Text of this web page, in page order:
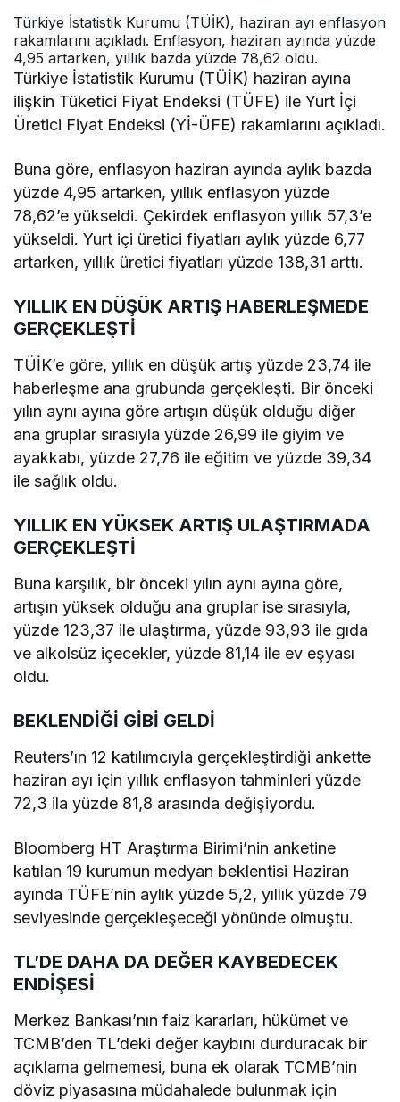
Türkiye İstatistik Kurumu (TÜİK), haziran ayı enflasyon
rakamlarını açıkladı. Enflasyon, haziran ayında yüzde
4,95 artarken, yıllık bazda yüzde 78,62 oldu.
Türkiye İstatistik Kurumu (TÜİK) haziran ayına
ilişkin Tüketici Fiyat Endeksi (TÜFE) ile Yurt İçi
Üretici Fiyat Endeksi (Yİ-ÜFE) rakamlarını açıkladı.
Buna göre, enflasyon haziran ayında aylık bazda
yüzde 4,95 artarken, yıllık enflasyon yüzde
78,62’e yükseldi. Çekirdek enflasyon yıllık 57,3’e
yükseldi. Yurt içi üretici fiyatları aylık yüzde 6,77
artarken, yıllık üretici fiyatları yüzde 138,31 arttı.
YILLIK EN DÜŞÜK ARTIŞ HABERLEŞMEDE
GERÇEKLEŞTİ
TÜİK’e göre, yıllık en düşük artış yüzde 23,74 ile
haberleşme ana grubunda gerçekleşti. Bir önceki
yılın aynı ayına göre artışın düşük olduğu diğer
ana gruplar sırasıyla yüzde 26,99 ile giyim ve
ayakkabı, yüzde 27,76 ile eğitim ve yüzde 39,34
ile sağlık oldu.
YILLIK EN YÜKSEK ARTIŞ ULAŞTIRMADA
GERÇEKLEŞTİ
Buna karşılık, bir önceki yılın aynı ayına göre,
artışın yüksek olduğu ana gruplar ise sırasıyla,
yüzde 123,37 ile ulaştırma, yüzde 93,93 ile gıda
ve alkolsüz içecekler, yüzde 81,14 ile ev eşyası
oldu.
BEKLENDİĞİ GİBİ GELDİ
Reuters’ın 12 katılımcıyla gerçekleştirdiği ankette
haziran ayı için yıllık enflasyon tahminleri yüzde
72,3 ila yüzde 81,8 arasında değişiyordu.
Bloomberg HT Araştırma Birimi’nin anketine
katılan 19 kurumun medyan beklentisi Haziran
ayında TÜFE’nin aylık yüzde 5,2, yıllık yüzde 79
seviyesinde gerçekleşeceği yönünde olmuştu.
TL’DE DAHA DA DEĞER KAYBEDECEK
ENDİŞESİ
Merkez Bankası’nın faiz kararları, hükümet ve
TCMB’den TL’deki değer kaybını durduracak bir
açıklama gelmemesi, buna ek olarak TCMB’nin
döviz piyasasına müdahalede bulunmak için